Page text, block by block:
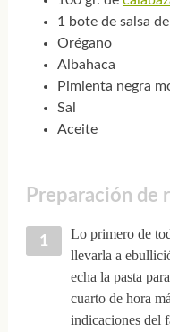
1 bote de salsa de
Orégano
Albahaca
Pimienta negra
Sal
Aceite
Preparación de
Lo primero de
llevarla a
echa la pasta
cuarto de hora
indicaciones del